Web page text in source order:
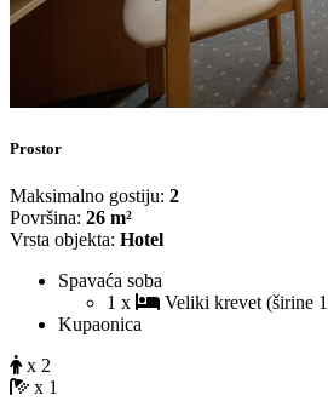
Prostor
Maksimalno gostiju: 2
Površina: 26 m²
Vrsta objekta: Hotel
Spavaća soba
1 x
Veliki krevet (širine
Kupaonica
x 2
x 1